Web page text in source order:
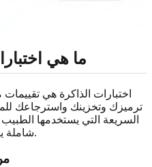
ما هي
اختبارات الذاكرة هي
ترميزك وتخزينك واسترجاعك
السريعة التي يستخدمها
شاملة يجريها أخصائيو علم النفس العصبي.